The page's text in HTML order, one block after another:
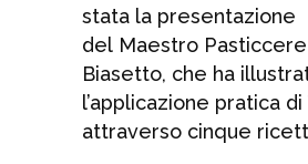
stata la presentazione
del Maestro
Biasetto, che ha
l’applicazione pratica di
attraverso cinque